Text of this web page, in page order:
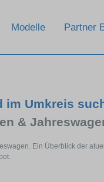
Modelle Partner
im Umkreis
&
Ein Überblick der